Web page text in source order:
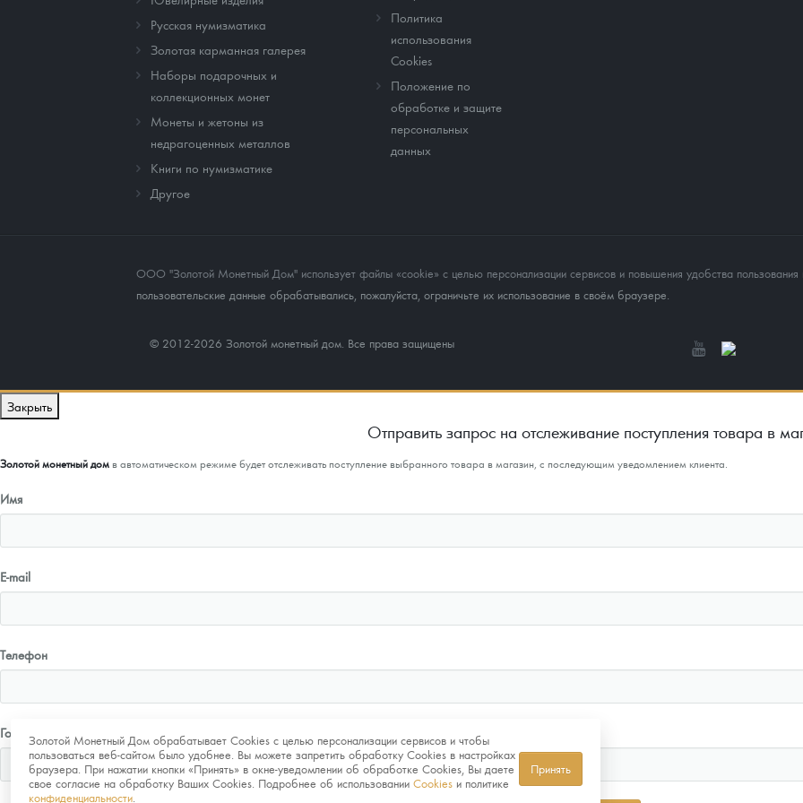
Русская нумизматика
Золотая карманная галерея
Наборы подарочных и
коллекционных монет
Монеты и жетоны из
недрагоценных металлов
Книги по нумизматике
Другое
Политика
использования
Cookies
Положение по
обработке и защите
персональных
данных
ООО "Золотой Монетный Дом" использует файлы «cookie» с целью персонализации сервисов и повышения удобства пользования
пользовательские данные обрабатывались, пожалуйста, ограничьте их использование в своём браузере.
© 2012-2026 Золотой монетный дом. Все права защищены
Золотой Монетный Дом обрабатывает Cookies с целью персонализации сервисов и чтобы
пользоваться веб-сайтом было удобнее. Вы можете запретить обработку Cookies в настройках
браузера. При нажатии кнопки «Принять» в окне-уведомлении об обработке Cookies, Вы даете
свое согласие на обработку Ваших Cookies. Подробнее об использовании Cookies и политике
конфиденциальности
Принять
Закрыть
Отправить запрос на отслеживание поступления товара в
Золотой монетный домв автоматическом режиме будет отслеживать поступление выбранного товара в магазин, с последующим уведомлением клиента.
Имя
E-mail
Телефон
Город